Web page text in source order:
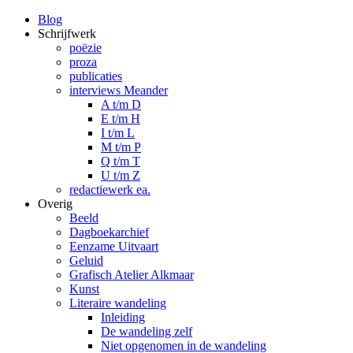
Blog
Schrijfwerk
poëzie
proza
publicaties
interviews Meander
A t/m D
E t/m H
I t/m L
M t/m P
Q t/m T
U t/m Z
redactiewerk ea.
Overig
Beeld
Dagboekarchief
Eenzame Uitvaart
Geluid
Grafisch Atelier Alkmaar
Kunst
Literaire wandeling
Inleiding
De wandeling zelf
Niet opgenomen in de wandeling